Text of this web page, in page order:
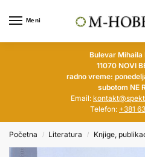
Meni
Bulevar Mihaila
11070 NOVI
radno vreme:
subotom NE
Email:
Telefon: +381
Početna / Literatura / Knjige,